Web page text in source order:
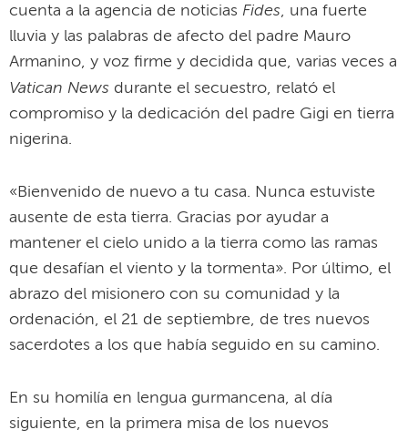
«Bienvenido de nuevo a tu casa. Nunca estuviste
ausente de esta tierra. Gracias por ayudar a
mantener el cielo unido a la tierra como las ramas
que desafían el viento y la tormenta». Por último, el
abrazo del misionero con su comunidad y la
ordenación, el 21 de septiembre, de tres nuevos
En su homilía en lengua gurmancena, al día
siguiente, en la primera misa de los nuevos
sacerdotes, el padre Gigi recordó que su sueño era
ver a un joven de Bomoanga celebrar la misa.
«Habría dicho como el viejo Simeón en el templo:
‘Ahora deja que tu siervo se vaya en paz, Señor’.
mucho más allá de mis expectativas».